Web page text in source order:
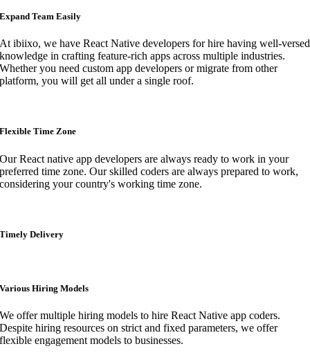
Expand Team Easily
At ibiixo, we have React Native developers for hire having well-versed
knowledge in crafting feature-rich apps across multiple industries.
Whether you need custom app developers or migrate from other
platform, you will get all under a single roof.
Flexible Time Zone
Our React native app developers are always ready to work in your
preferred time zone. Our skilled coders are always prepared to work,
considering your country's working time zone.
Timely Delivery
Various Hiring Models
We offer multiple hiring models to hire React Native app coders.
Despite hiring resources on strict and fixed parameters, we offer
flexible engagement models to businesses.